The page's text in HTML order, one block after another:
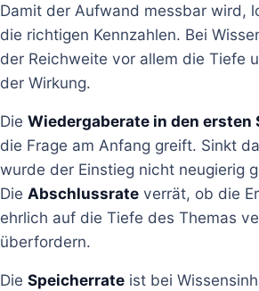
Damit der Aufwand messbar wird,
die richtigen Kennzahlen. Bei
der Reichweite vor allem die Tiefe
der Wirkung.
Die Wiedergaberate in den ersten
die Frage am Anfang greift. Sinkt
wurde der Einstieg nicht neugierig
Die Abschlussrate verrät, ob die
ehrlich auf die Tiefe des Themas
überfordern.
Die Speicherrate ist bei